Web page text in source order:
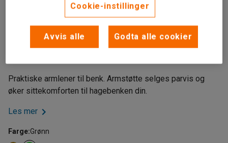
Til hagebenk
Øker sittekomforten
Praktiske armlener til benk. Armstøtte selges parvis og
øker sittekomforten til hagebenken din.
Les mer
Farge:Grønn
Cookie-instillinger
Avvis alle Godta alle cookier